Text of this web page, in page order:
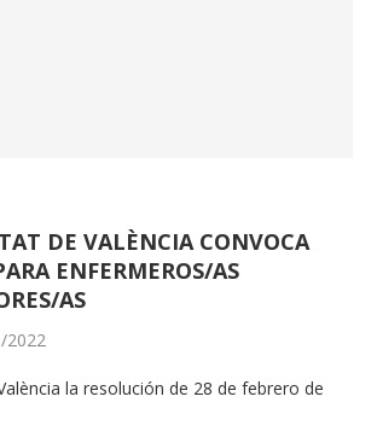
DE VALÈNCIA CONVOCA
ENFERMEROS/AS
AS
2022
la resolución de 28 de febrero de